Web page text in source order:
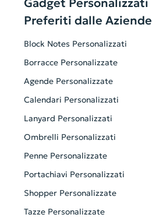
Preferiti dalle Aziende
Block Notes Personalizzati
Borracce Personalizzate
Agende Personalizzate
Calendari Personalizzati
Lanyard Personalizzati
Ombrelli Personalizzati
Penne Personalizzate
Portachiavi Personalizzati
Shopper Personalizzate
Tazze Personalizzate